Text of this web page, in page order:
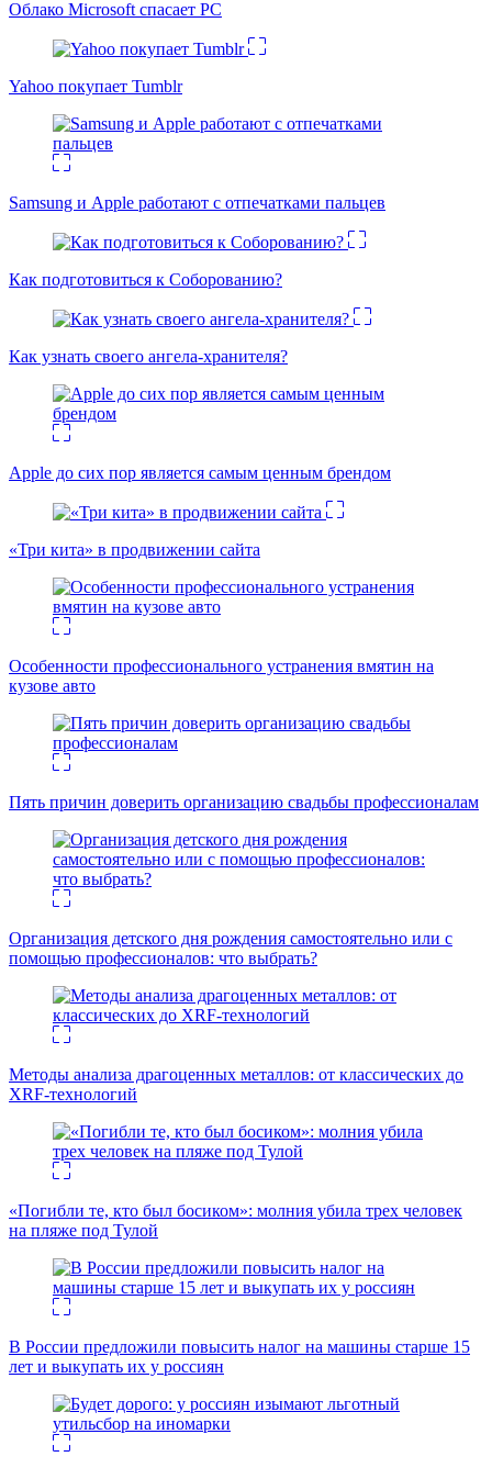
Облако Microsoft спасает PC
Yahoo покупает Tumblr
Samsung и Apple работают с отпечатками пальцев
Как подготовиться к Соборованию?
Как узнать своего ангела-хранителя?
Apple до сих пор является самым ценным брендом
«Три кита» в продвижении сайта
Особенности профессионального устранения вмятин на
кузове авто
Пять причин доверить организацию свадьбы профессионалам
Организация детского дня рождения самостоятельно или с
помощью профессионалов: что выбрать?
Методы анализа драгоценных металлов: от классических до
XRF-технологий
«Погибли те, кто был босиком»: молния убила трех человек
на пляже под Тулой
В России предложили повысить налог на машины старше 15
лет и выкупать их у россиян